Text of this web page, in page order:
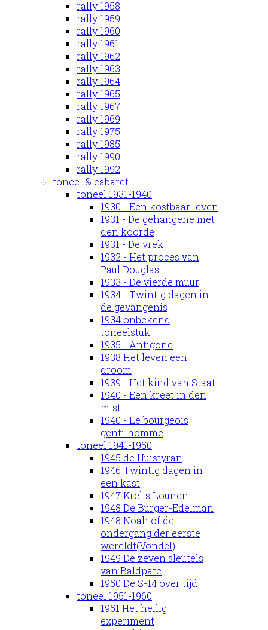
rally 1958
rally 1959
rally 1960
rally 1961
rally 1962
rally 1963
rally 1964
rally 1965
rally 1967
rally 1969
rally 1975
rally 1985
rally 1990
rally 1992
toneel & cabaret
toneel 1931-1940
1930 - Een kostbaar leven
1931 - De gehangene met
den koorde
1931 - De vrek
1932 - Het proces van
Paul Douglas
1933 - De vierde muur
1934 - Twintig dagen in
de gevangenis
1934 onbekend
toneelstuk
1935 - Antigone
1938 Het leven een
droom
1939 - Het kind van Staat
1940 - Een kreet in den
mist
1940 - Le bourgeois
gentilhomme
toneel 1941-1950
1945 de Huistyran
1946 Twintig dagen in
een kast
1947 Krelis Lounen
1948 De Burger-Edelman
1948 Noah of de
ondergang der eerste
wereldt(Vondel)
1949 De zeven sleutels
van Baldpate
1950 De S-14 over tijd
toneel 1951-1960
1951 Het heilig
experiment